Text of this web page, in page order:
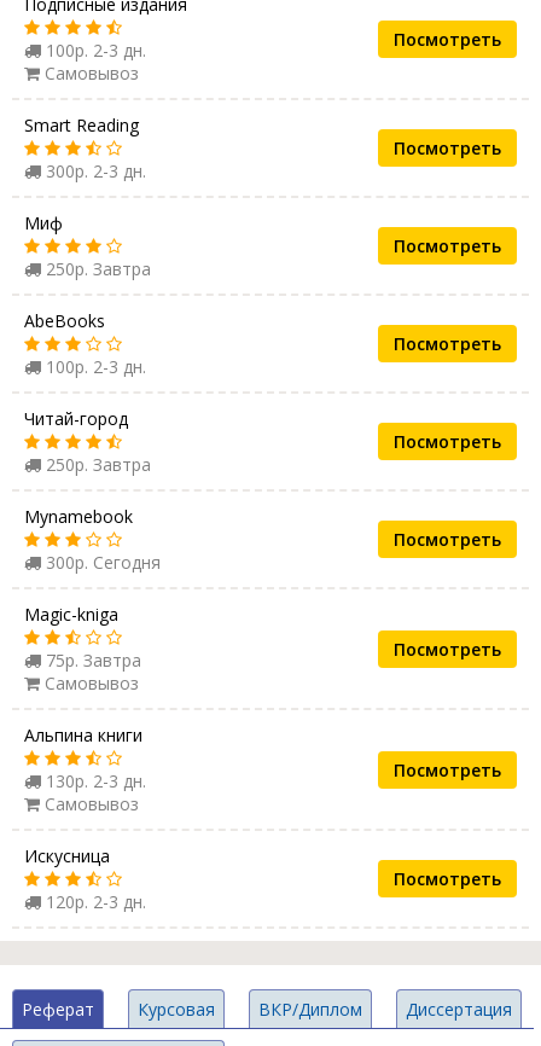
Подписные издания
100р. 2-3 дн.
Самовывоз
Посмотреть
Smart Reading
300р. 2-3 дн.
Посмотреть
Миф
250р. Завтра
Посмотреть
AbeBooks
100р. 2-3 дн.
Посмотреть
Читай-город
250р. Завтра
Посмотреть
Mynamebook
300р. Сегодня
Посмотреть
Magic-kniga
75р. Завтра
Самовывоз
Посмотреть
Альпина книги
130р. 2-3 дн.
Самовывоз
Посмотреть
Искусница
120р. 2-3 дн.
Посмотреть
Реферат Курсовая ВКР/Диплом Диссертация